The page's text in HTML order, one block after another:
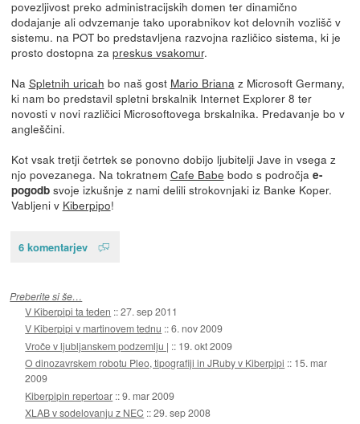
povezljivost preko administracijskih domen ter dinamično
dodajanje ali odvzemanje tako uporabnikov kot delovnih vozlišč v
sistemu. na POT bo predstavljena razvojna različico sistema, ki je
prosto dostopna za preskus vsakomur.
Na Spletnih uricah bo naš gost Mario Briana z Microsoft Germany,
ki nam bo predstavil spletni brskalnik Internet Explorer 8 ter
novosti v novi različici Microsoftovega brskalnika. Predavanje bo v
angleščini.
Kot vsak tretji četrtek se ponovno dobijo ljubitelji Jave in vsega z
njo povezanega. Na tokratnem Cafe Babe bodo s področja e-
pogodbsvoje izkušnje z nami delili strokovnjaki iz Banke Koper.
Vabljeni v Kiberpipo!
6 komentarjev
Preberite si še…
V Kiberpipi ta teden ::27. sep 2011
V Kiberpipi v martinovem tednu ::6. nov 2009
Vroče v ljubljanskem podzemlju | :: 19. okt 2009
O dinozavrskem robotu Pleo, tipografiji in JRuby v Kiberpipi :: 15. mar
2009
Kiberpipin repertoar ::9. mar 2009
XLAB v sodelovanju z NEC ::29. sep 2008